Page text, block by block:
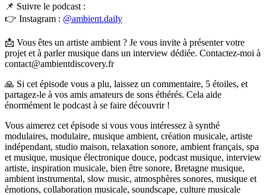
📌 Suivre le podcast :
👉 Instagram : @ambient.daily
📩 Vous êtes un artiste ambient ? Je vous invite à présenter votre
projet et à parler musique dans un interview dédiée. Contactez-moi à
contact@ambientdiscovery.fr
🙏 Si cet épisode vous a plu, laissez un commentaire, 5 étoiles, et
partagez-le à vos amis amateurs de sons éthérés. Cela aide
énormément le podcast à se faire découvrir !
Vous aimerez cet épisode si vous vous intéressez à synthé
modulaires, modulaire, musique ambient, création musicale, artiste
indépendant, studio maison, relaxation sonore, ambient français, spa
et musique, musique électronique douce, podcast musique, interview
artiste, inspiration musicale, bien être sonore, Bretagne musique,
ambient instrumental, slow music, atmosphères sonores, musique et
émotions, collaboration musicale, soundscape, culture musicale